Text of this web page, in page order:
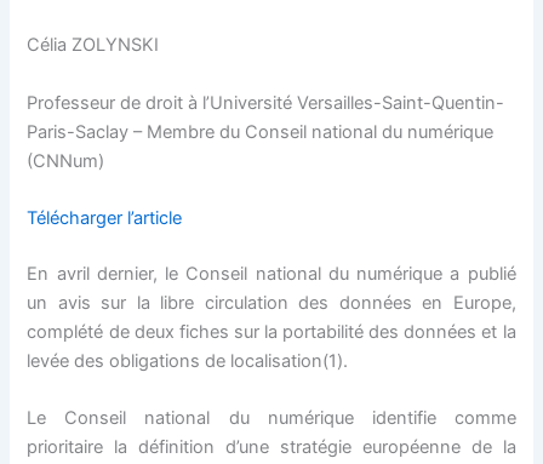
Célia ZOLYNSKI
Professeur de droit à l’Université Versailles-Saint-Quentin-
Paris-Saclay – Membre du Conseil national du numérique
(CNNum)
Télécharger l’article
En avril dernier, le Conseil national du numérique a publié
un avis sur la libre circulation des données en Europe,
complété de deux fiches sur la portabilité des données et la
levée des obligations de localisation(1).
Le Conseil national du numérique identifie comme
prioritaire la définition d’une stratégie européenne de la